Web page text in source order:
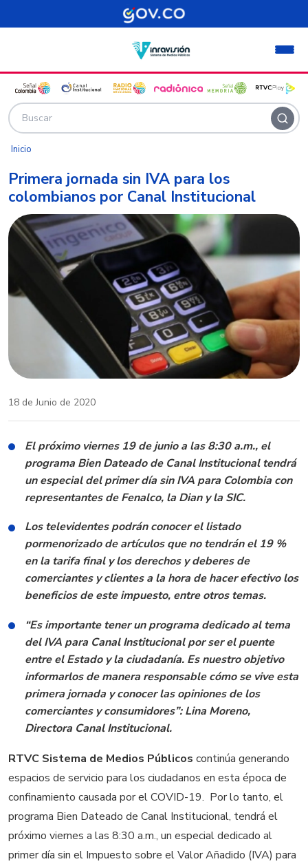
Pasar al contenido principal
Inicio
Primera jornada sin IVA para los
colombianos por Canal Institucional
18 de Junio de 2020
El próximo viernes 19 de junio a las 8:30 a.m., el
programa Bien Dateado de Canal Institucional tendrá
un especial del primer día sin IVA para Colombia con
representantes de Fenalco, la Dian y la SIC.
Los televidentes podrán conocer el listado
pormenorizado de artículos que no tendrán el 19 %
en la tarifa final y los derechos y deberes de
comerciantes y clientes a la hora de hacer efectivo los
beneficios de este impuesto, entre otros temas.
“Es importante tener un programa dedicado al tema
del IVA para Canal Institucional por ser el puente
entre el Estado y la ciudadanía. Es nuestro objetivo
informarlos de manera responsable cómo se vive esta
primera jornada y conocer las opiniones de los
comerciantes y consumidores”: Lina Moreno,
Directora Canal Institucional.
RTVC Sistema de Medios Públicos continúa generando
espacios de servicio para los ciudadanos en esta época de
confinamiento causada por el COVID-19. Por lo tanto, el
programa Bien Dateado de Canal Institucional, tendrá el
próximo viernes a las 8:30 a.m., un especial dedicado al
primer día sin el Impuesto sobre el Valor Añadido (IVA) para